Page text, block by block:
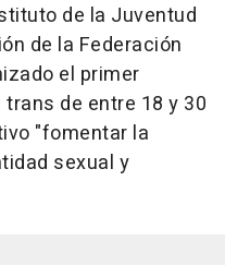
de la Juventud
de la Federación
el primer
de entre 18 y 30
"fomentar la
sexual y